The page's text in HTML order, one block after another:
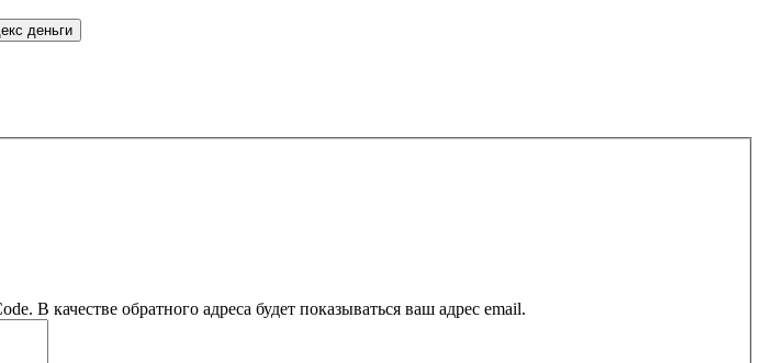
В качестве обратного адреса будет показываться ваш адрес email.